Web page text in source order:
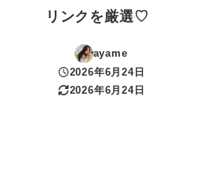
リンクを厳選♡
ayame
投稿日
2026年6月24日
更新日
2026年6月24日